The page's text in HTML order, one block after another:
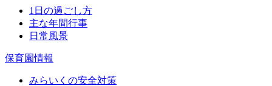
1日の過ごし方
主な年間行事
日常風景
保育園情報
みらいくの安全対策